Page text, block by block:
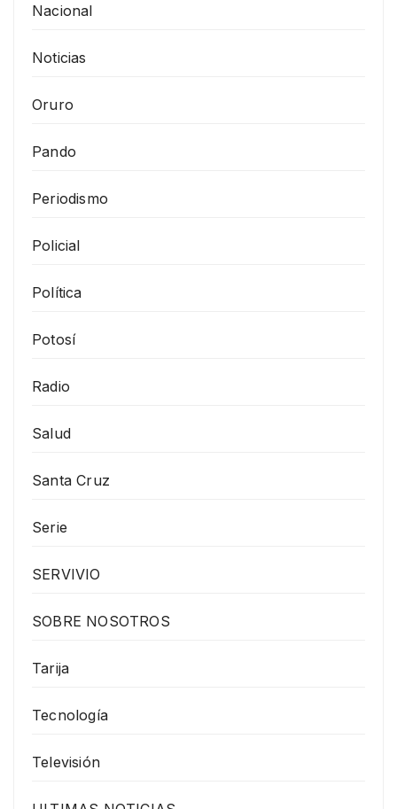
Nacional
Noticias
Oruro
Pando
Periodismo
Policial
Política
Potosí
Radio
Salud
Santa Cruz
Serie
SERVIVIO
SOBRE NOSOTROS
Tarija
Tecnología
Televisión